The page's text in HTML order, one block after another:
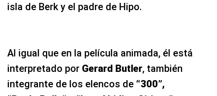
isla de Berk y el padre de Hipo.
Al igual que en la película animada, él está
interpretado por Gerard Butler, también
integrante de los elencos de “300”,